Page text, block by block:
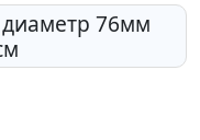
76мм